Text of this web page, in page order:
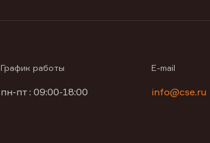
График работы
пн-пт : 09:00-18:00
E-mail
info@cse.ru